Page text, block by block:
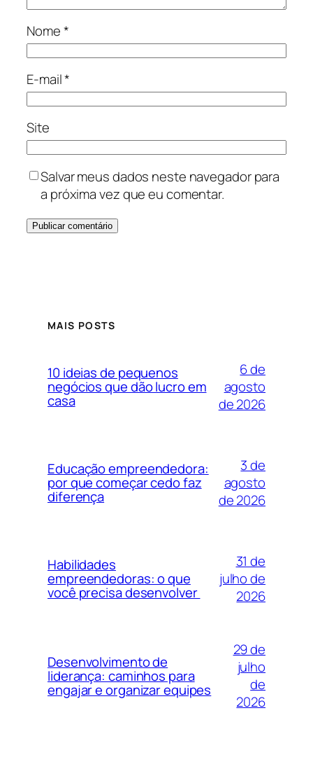
Nome*
E-mail*
Site
Salvar meus dados neste navegador para
a próxima vez que eu comentar.
MAIS POSTS
10 ideias de pequenos
negócios que dão lucro em
casa
6 de
agosto
de 2026
Educação empreendedora:
por que começar cedo faz
diferença
3 de
agosto
de 2026
Habilidades
empreendedoras: o que
você precisa desenvolver
31 de
julho de
2026
Desenvolvimento de
liderança: caminhos para
engajar e organizar equipes
29 de
julho
de
2026